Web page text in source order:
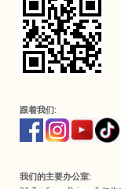
跟着我们:
我们的主要办公室: